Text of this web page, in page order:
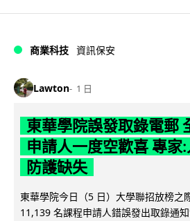
商業科技 資訊保安
Lawton 1 日
東華學院誤發取錄電郵
申請人一度空歡喜 專家
防護缺失
東華學院今日（5 日）大學聯招放榜之
11,139 名課程申請人錯誤發出取錄通